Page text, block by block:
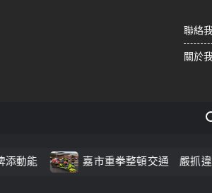
聯絡
關於
嘉市重拳整頓交通 嚴抓違停、酒駕15項違